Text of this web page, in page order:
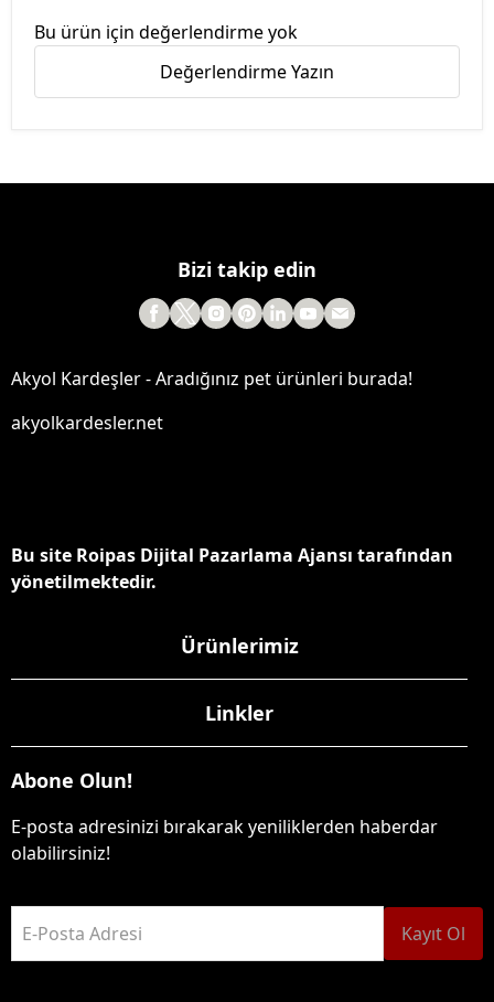
Bu ürün için değerlendirme yok
Değerlendirme Yazın
Bizi takip edin
Akyol Kardeşler - Aradığınız pet ürünleri burada!
akyolkardesler.net
Bu site Roipas Dijital Pazarlama Ajansı tarafından
yönetilmektedir.
Ürünlerimiz
Linkler
Abone Olun!
E-posta adresinizi bırakarak yeniliklerden haberdar
olabilirsiniz!
E-Posta Adresi Kayıt Ol